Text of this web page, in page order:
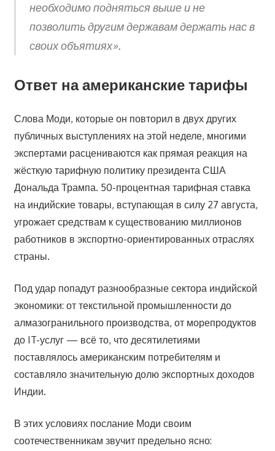
необходимо подняться выше и не
позволить другим державам держать нас в
своих объятиях».
Ответ на американские тарифы
Слова Моди, которые он повторил в двух других
публичных выступлениях на этой неделе, многими
экспертами расцениваются как прямая реакция на
жёсткую тарифную политику президента США
Дональда Трампа. 50-процентная тарифная ставка
на индийские товары, вступающая в силу 27 августа,
угрожает средствам к существованию миллионов
работников в экспортно-ориентированных отраслях
страны.
Под удар попадут разнообразные сектора индийской
экономики: от текстильной промышленности до
алмазогранильного производства, от морепродуктов
до IT-услуг — всё то, что десятилетиями
поставлялось американским потребителям и
составляло значительную долю экспортных доходов
Индии.
В этих условиях послание Моди своим
соотечественникам звучит предельно ясно: